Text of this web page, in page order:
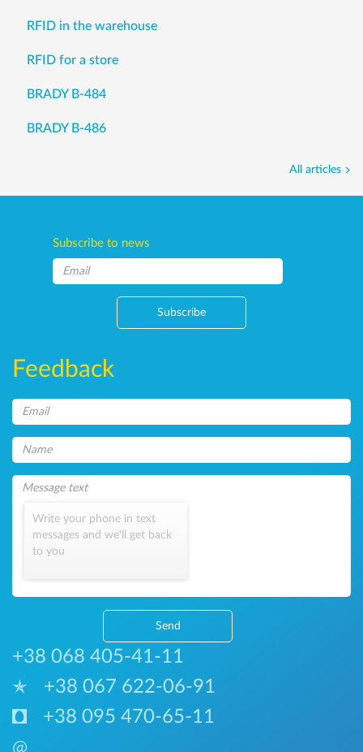
RFID in the warehouse
RFID for a store
BRADY B-484
BRADY B-486
All articles
Subscribe to news
Subscribe
Feedback
Write your phone in text
messages and we'll get back
to you
Send
+38 068 405-41-11
+38 067 622-06-91
+38 095 470-65-11
@